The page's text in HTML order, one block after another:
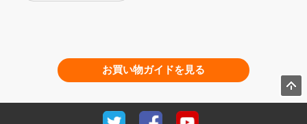
お買い物ガイドを見る